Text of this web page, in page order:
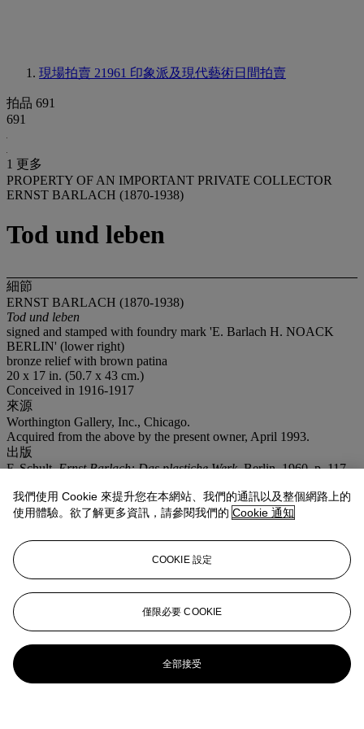
現場拍賣 21961 印象派及現代藝術日間拍賣
拍品 691
691
1 更多
PROPERTY OF AN IMPORTANT PRIVATE COLLECTOR
ERNST BARLACH (1870-1938)
Tod und leben
細節
ERNST BARLACH (1870-1938)
Tod und leben
signed and stamped with foundry mark 'E. Barlach H. NOACK
BERLIN' (lower right)
bronze relief with brown patina
20 x 17 in. (50.7 x 43 cm.)
Conceived in 1916-1917
來源
Worthington Gallery, Inc., Chicago.
Acquired from the above by the present owner, April 1993.
出版
F. Schult,Ernst Barlach: Das plastiche Werk,Berlin, 1960, p. 117,
業務規定
更多來自 印象派及現代藝術日間拍賣
查看全部
我們使用 Cookie 來提升您在本網站、我們的通訊以及整個網路上的
使用體驗。欲了解更多資訊，請參閱我們的 Cookie 通知
COOKIE 設定
僅限必要 COOKIE
全部接受